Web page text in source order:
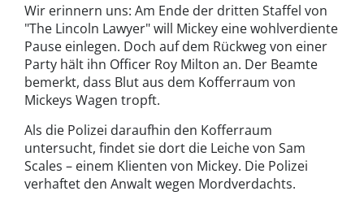
Wir erinnern uns: Am Ende der dritten Staffel von
"The Lincoln Lawyer" will Mickey eine wohlverdiente
Pause einlegen. Doch auf dem Rückweg von einer
Party hält ihn Officer Roy Milton an. Der Beamte
bemerkt, dass Blut aus dem Kofferraum von
Mickeys Wagen tropft.
Als die Polizei daraufhin den Kofferraum
untersucht, findet sie dort die Leiche von Sam
Scales – einem Klienten von Mickey. Die Polizei
verhaftet den Anwalt wegen Mordverdachts.